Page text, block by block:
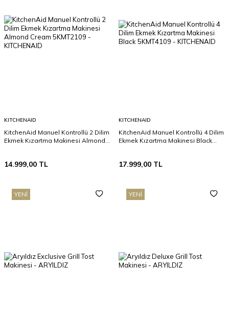
KITCHENAID
KitchenAid Manuel Kontrollü 2 Dilim
Ekmek Kızartma Makinesi Almond
14.999,00 TL
KITCHENAID
KitchenAid Manuel Kontrollü 4 Dilim
Ekmek Kızartma Makinesi Black
17.999,00 TL
YENI YENI